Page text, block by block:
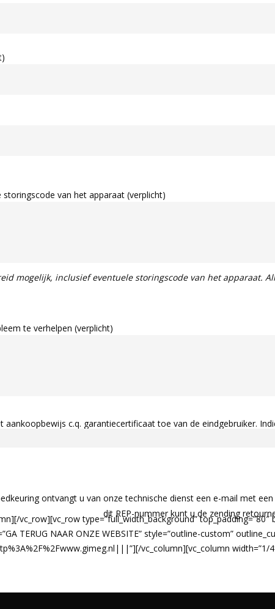
van het apparaat (verplicht)
mogelijk, inclusief eventuele storingscode van het apparaat.
te verhelpen (verplicht)
c.q. garantiecertificaat toe van de eindgebruiker.
ontvangt u van onze technische dienst een e-mail met
dit REP-nummer kunt u de zending
vc_row][vc_row type=”full_width_background”
TERUG NAAR ONZE WEBSITE” style=”outline-custom”
vc_column][vc_column width=”1/